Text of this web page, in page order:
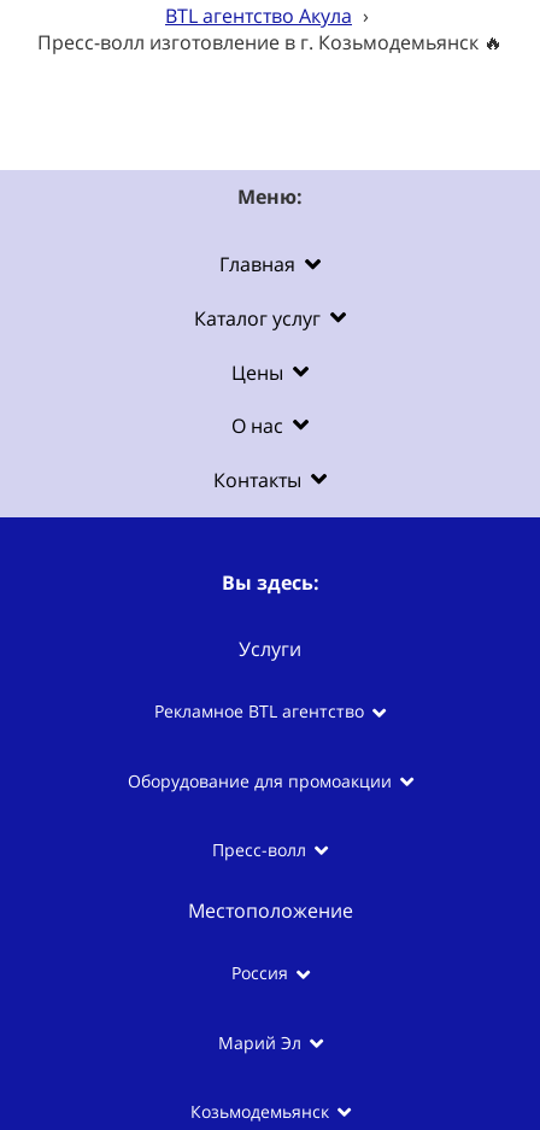
BTL агентство Акула ›
Пресс-волл изготовление в г. Козьмодемьянск 🔥
Меню:
Главная
Каталог услуг
Цены
О нас
Контакты
Вы здесь:
Услуги
Рекламное BTL агентство
Оборудование для промоакции
Пресс-волл
Местоположение
Россия
Марий Эл
Козьмодемьянск